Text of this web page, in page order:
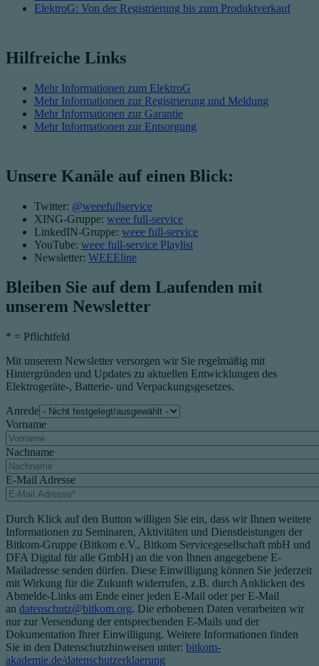
ElektroG: Von der Registrierung bis zum Produktverkauf
Hilfreiche Links
Mehr Informationen zum ElektroG
Mehr Informationen zur Registrierung und Meldung
Mehr Informationen zur Garantie
Mehr Informationen zur Entsorgung
Unsere Kanäle auf einen Blick:
Twitter: @weeefullservice
XING-Gruppe: weee full-service
LinkedIN-Gruppe: weee full-service
YouTube: weee full-service Playlist
Newsletter: WEEEline
Bleiben Sie auf dem Laufenden mit
unserem Newsletter
* = Pflichtfeld
Mit unserem Newsletter versorgen wir Sie regelmäßig mit
Hintergründen und Updates zu aktuellen Entwicklungen des
Elektrogeräte-, Batterie- und Verpackungsgesetzes.
Anrede
Vorname
Nachname
E-Mail Adresse
Durch Klick auf den Button willigen Sie ein, dass wir Ihnen weitere
Informationen zu Seminaren, Aktivitäten und Dienstleistungen der
Bitkom-Gruppe (Bitkom e.V., Bitkom Servicegesellschaft mbH und
DFA Digital für alle GmbH) an die von Ihnen angegebene E-
Mailadresse senden dürfen. Diese Einwilligung können Sie jederzeit
mit Wirkung für die Zukunft widerrufen, z.B. durch Anklicken des
Abmelde-Links am Ende einer jeden E-Mail oder per E-Mail
an datenschutz@bitkom.org. Die erhobenen Daten verarbeiten wir
nur zur Versendung der entsprechenden E-Mails und der
Dokumentation Ihrer Einwilligung. Weitere Informationen finden
Sie in den Datenschutzhinweisen unter: bitkom-
akademie.de/datenschutzerklaerung